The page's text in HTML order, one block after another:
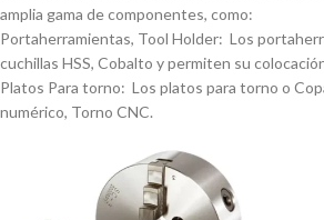
amplia gama de componentes, como:
Portaherramientas, Tool Holder: Los
cuchillas HSS, Cobalto y permiten su
Platos Para torno: Los platos para torno o
numérico, Torno CNC.